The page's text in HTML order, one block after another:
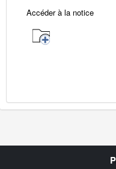
Accéder à la notice